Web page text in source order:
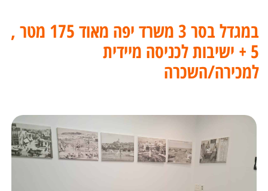
במגדל בסר 3 משרד יפה מאוד 175 מטר ,
5 + ישיבות לכניסה מיידית
למכירה/השכרה